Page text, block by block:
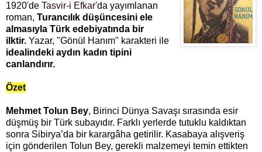
1920'de Tasvir-i Efkar'da yayımlanan
roman, Turancılık düşüncesini ele
almasıyla Türk edebiyatında bir
ilktir. Yazar, "Gönül Hanım" karakteri ile
idealindeki aydın kadın tipini
canlandırır.
Özet
Mehmet Tolun Bey, Birinci Dünya Savaşı sırasında esir
düşmüş bir Türk subayıdır. Farklı yerlerde tutuklu kaldıktan
sonra Sibirya’da bir karargâha getirilir. Kasabaya alışveriş
için gönderilen Tolun Bey, gerekli malzemeyi temin ettikten